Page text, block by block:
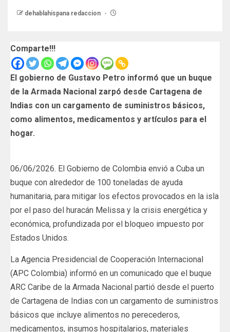
dehablahispana redaccion
Comparte!!!
El gobierno de Gustavo Petro informó que un buque
de la Armada Nacional zarpó desde Cartagena de
Indias con un cargamento de suministros básicos,
como alimentos, medicamentos y artículos para el
hogar.
06/06/2026. El Gobierno de Colombia envió a Cuba un
buque con alrededor de 100 toneladas de ayuda
humanitaria, para mitigar los efectos provocados en la isla
por el paso del huracán Melissa y la crisis energética y
económica, profundizada por el bloqueo impuesto por
Estados Unidos.
La Agencia Presidencial de Cooperación Internacional
(APC Colombia) informó en un comunicado que el buque
ARC Caribe de la Armada Nacional partió desde el puerto
de Cartagena de Indias con un cargamento de suministros
básicos que incluye alimentos no perecederos,
medicamentos, insumos hospitalarios, materiales